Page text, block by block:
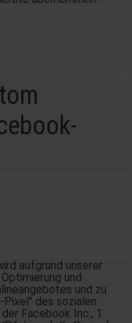
aufgrund unserer
und
und zu
des sozialen
Facebook Inc., 1